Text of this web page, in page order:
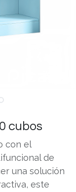
cubos
con el
de
una solución
este